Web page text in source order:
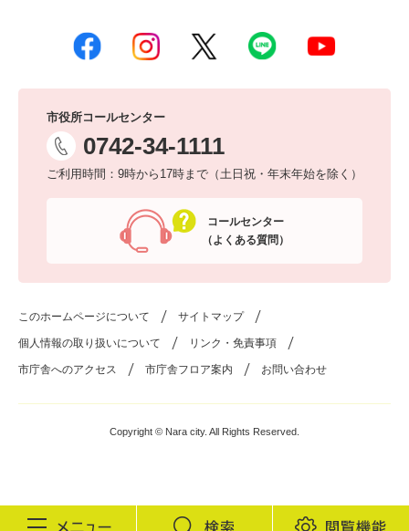
市役所コールセンター
0742-34-1111
ご利用時間：9時から17時まで（土日祝・年末年始を除く）
コールセンター
（よくある質問）
このホームページについて サイトマップ
個人情報の取り扱いについて リンク・免責事項
市庁舎へのアクセス 市庁舎フロア案内 お問い合わせ
Copyright © Nara city. All Rights Reserved.